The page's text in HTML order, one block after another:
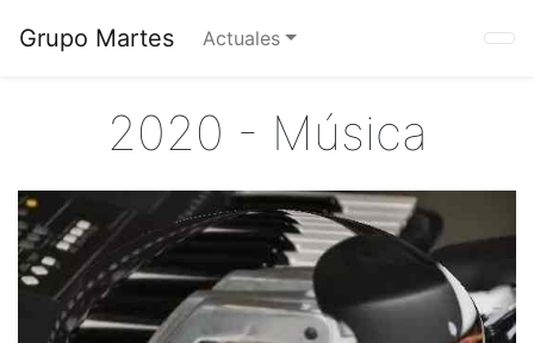
Grupo Martes Actuales
2020 - Música